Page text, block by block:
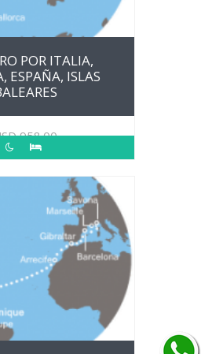
POR ITALIA,
ESPAÑA, ISLAS
958.00